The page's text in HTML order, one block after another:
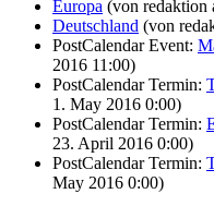
Europa (von redaktion
Deutschland (von
PostCalendar Event:
2016 11:00)
PostCalendar Termin:
1. May 2016 0:00)
PostCalendar Termin:
23. April 2016 0:00)
PostCalendar Termin:
May 2016 0:00)